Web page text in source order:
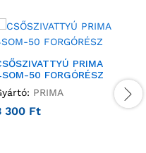
PRIMA
50 FORGÓRÉSZ
PRIMA
300 Ft